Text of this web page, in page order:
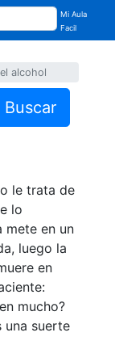
Mi Aula
Facil
alcohol
Buscar
le trata de
lo
mete en un
luego la
en
mucho?
suerte